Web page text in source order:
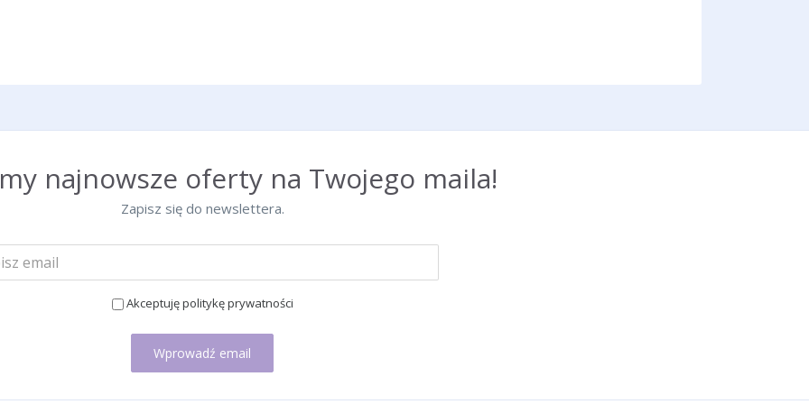
najnowsze oferty na Twojego maila!
Zapisz się do newslettera.
Akceptuję politykę prywatności
Wprowadź email